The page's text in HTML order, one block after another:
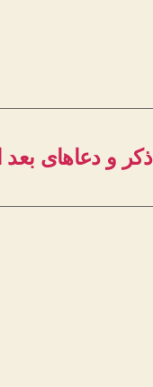
ذکر و دعاهای بعد